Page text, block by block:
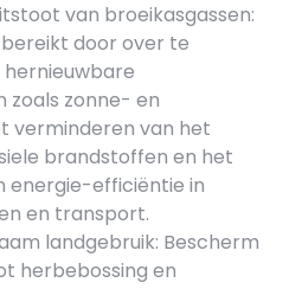
van broeikasgassen:
door over te
zoals zonne- en
verminderen van het
brandstoffen en het
energie-efficiëntie in
en transport.
landgebruik: Bescherm
herbebossing en